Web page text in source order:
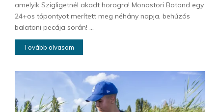
amelyik Szigligetnél akadt horogra! Monostori Botond egy
24+os tőpontyot merített meg néhány napja, behúzós
balatoni pecája során! ...
Tovább olvasom